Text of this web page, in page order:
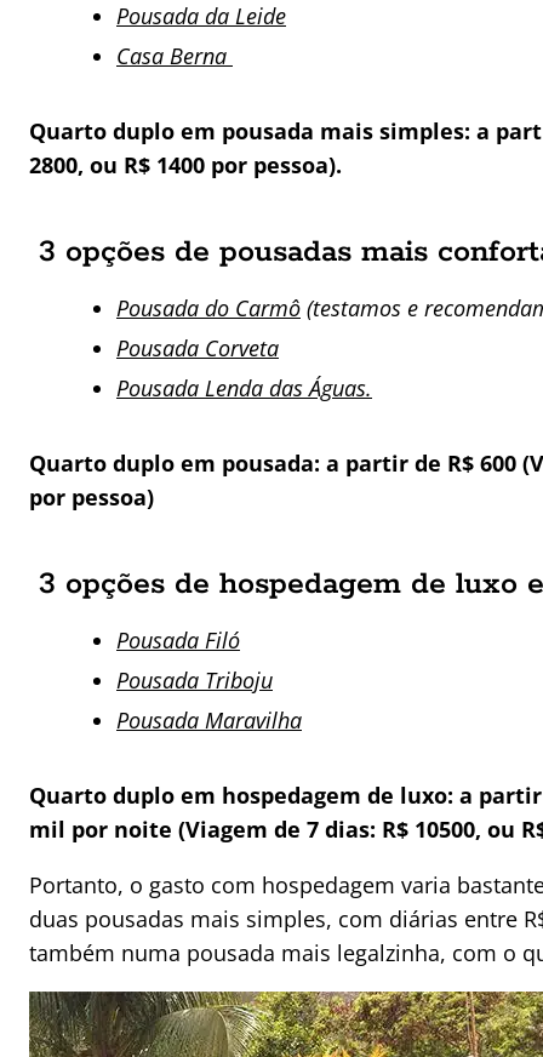
Pousada da Leide
Casa Berna
Quarto duplo em pousada mais simples: a
2800, ou R$ 1400 por pessoa).
3 opções de pousadas mais
Pousada do Carmô (testamos e
Pousada Corveta
Pousada Lenda das Águas.
Quarto duplo em pousada: a partir de R$ 600
por pessoa)
3 opções de hospedagem de luxo
Pousada Filó
Pousada Triboju
Pousada Maravilha
Quarto duplo em hospedagem de luxo: a partir
mil por noite (Viagem de 7 dias: R$ 10500, ou
Portanto, o gasto com hospedagem varia
duas pousadas mais simples, com diárias entre
também numa pousada mais legalzinha, com o